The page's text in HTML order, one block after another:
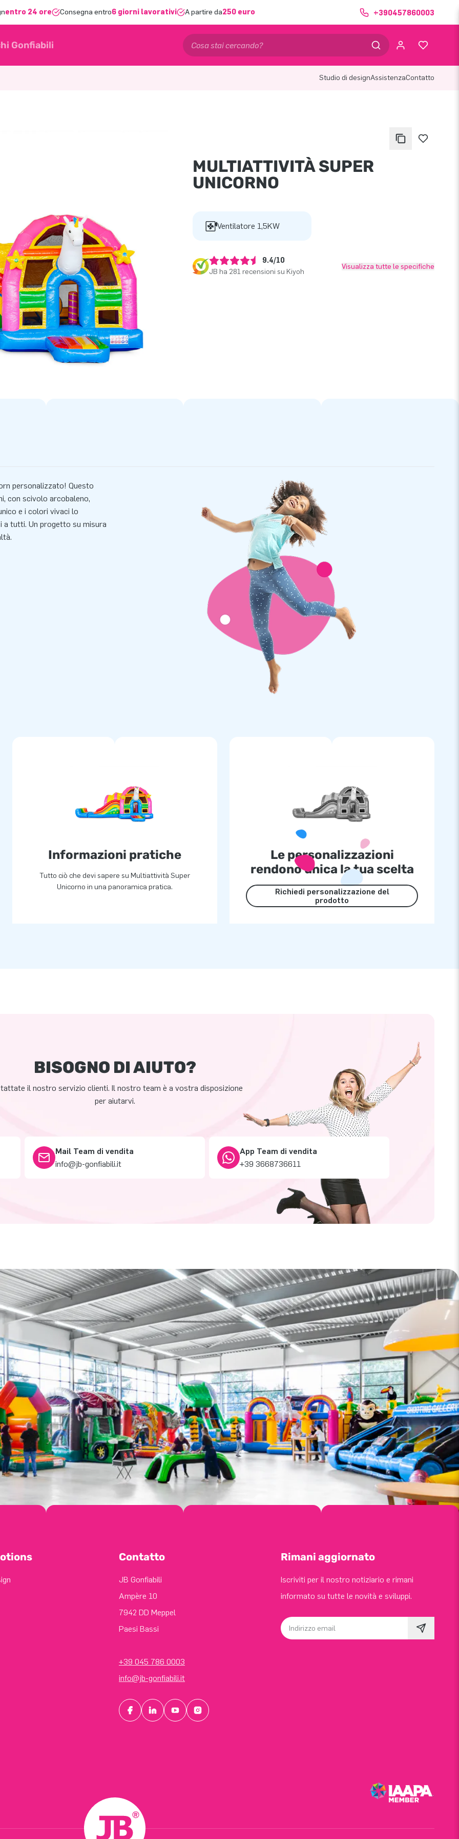
entro 24 ore Consegna entro6 giorni lavorativi A partire da250 euro +390457860003
Gonfiabili
Studio di designAssistenzaContatto
MULTIATTIVITÀ SUPER
UNICORNO
Ventilatore 1,5KW
9.4/10
JB ha 281 recensioni su Kiyoh
Visualizza tutte le specifiche
personalizzato! Questo
con scivolo arcobaleno,
e i colori vivaci lo
a tutti. Un progetto su misura
Informazioni pratiche
Tutto ciò che devi sapere su Multiattività Super
Unicorno in una panoramica pratica.
Le personalizzazioni
rendono unica la tua scelta
Richiedi personalizzazione del
prodotto
BISOGNO DI AIUTO?
il nostro servizio clienti. Il nostro team è a vostra disposizione
per aiutarvi.
Mail Team di vendita
info@jb-gonfiabili.it
App Team di vendita
+39 3668736611
Contatto
JB Gonfiabili
Ampère 10
7942 DD Meppel
Paesi Bassi
+39 045 786 0003
info@jb-gonfiabili.it
Rimani aggiornato
Iscriviti per il nostro notiziario e rimani
informato su tutte le novità e sviluppi.
Indirizzo email